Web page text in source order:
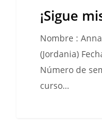
¡Sigue
Nombre :
(Jordania)
Número de
curso…